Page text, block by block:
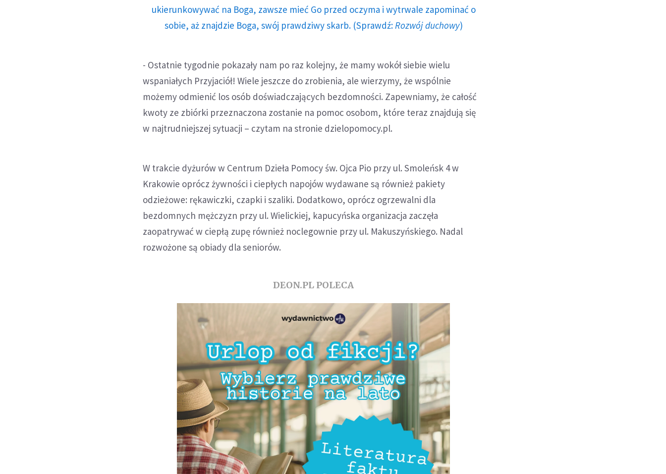
ukierunkowywać na Boga, zawsze mieć Go przed oczyma i wytrwale zapominać o
sobie, aż znajdzie Boga, swój prawdziwy skarb. (Sprawdź: Rozwój duchowy)
- Ostatnie tygodnie pokazały nam po raz kolejny, że mamy wokół siebie wielu
wspaniałych Przyjaciół! Wiele jeszcze do zrobienia, ale wierzymy, że wspólnie
możemy odmienić los osób doświadczających bezdomności. Zapewniamy, że całość
kwoty ze zbiórki przeznaczona zostanie na pomoc osobom, które teraz znajdują się
w najtrudniejszej sytuacji – czytam na stronie dzielopomocy.pl.
W trakcie dyżurów w Centrum Dzieła Pomocy św. Ojca Pio przy ul. Smoleńsk 4 w
Krakowie oprócz żywności i ciepłych napojów wydawane są również pakiety
odzieżowe: rękawiczki, czapki i szaliki. Dodatkowo, oprócz ogrzewalni dla
bezdomnych mężczyzn przy ul. Wielickiej, kapucyńska organizacja zaczęła
zaopatrywać w ciepłą zupę również noclegownie przy ul. Makuszyńskiego. Nadal
rozwożone są obiady dla seniorów.
DEON.PL POLECA